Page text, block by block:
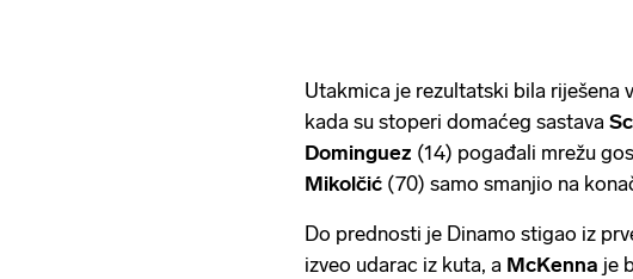
Utakmica je rezultatski bila riješena
kada su stoperi domaćeg sastava
Dominguez (14) pogađali mrežu
Mikolčić (70) samo smanjio na
Do prednosti je Dinamo stigao iz
izveo udarac iz kuta, a McKenna je